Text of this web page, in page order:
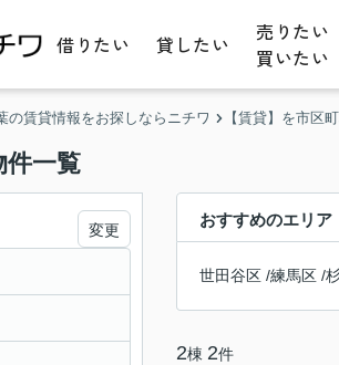
借りたい 貸したい
売りたい
買いたい
の賃貸情報をお探しならニチワ 【賃貸】を市区
件一覧
おすすめのエリア
世田谷区 /練馬区 /
2棟 2件
変更